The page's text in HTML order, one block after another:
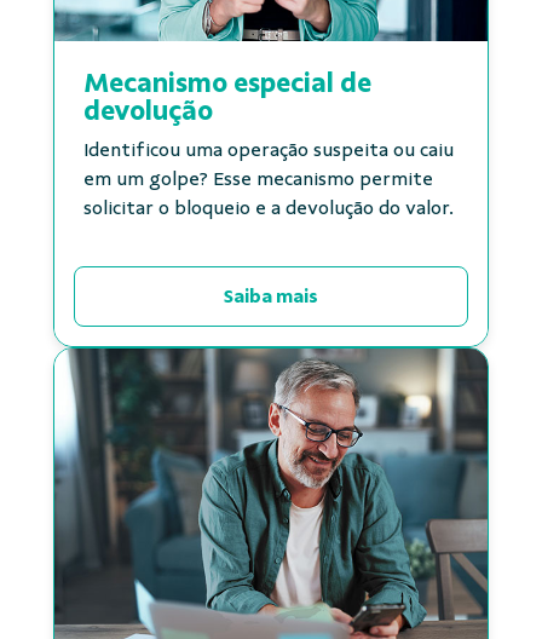
Mecanismo especial de
devolução
Identificou uma operação suspeita ou caiu
em um golpe? Esse mecanismo permite
solicitar o bloqueio e a devolução do valor.
Saiba mais